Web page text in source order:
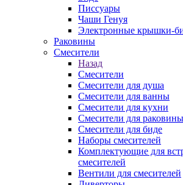
Писсуары
Чаши Генуя
Электронные крышки-
Раковины
Смесители
Назад
Смесители
Смесители для душа
Смесители для ванны
Смесители для кухни
Смесители для раковины
Смесители для биде
Наборы смесителей
Комплектующие для
смесителей
Вентили для смесителей